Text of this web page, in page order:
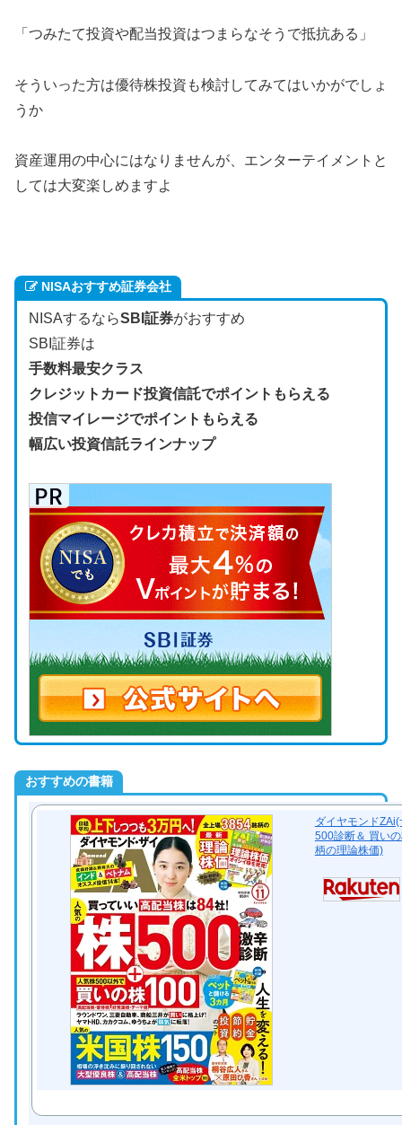
「つみたて投資や配当投資はつまらなそうで抵抗ある」
そういった方は優待株投資も検討してみてはいかがでしょ
うか
資産運用の中心にはなりませんが、エンターテイメントと
しては大変楽しめますよ
NISAおすすめ証券会社
NISAするならSBI証券がおすすめ
SBI証券は
手数料最安クラス
クレジットカード投資信託でポイントもらえる
投信マイレージでポイントもらえる
幅広い投資信託ラインナップ
おすすめの書籍
ダイヤモンド
500診断＆ 買い
柄の理論株価)